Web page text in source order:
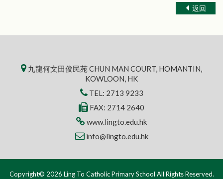
返回
九龍何文田俊民苑 CHUN MAN COURT, HOMANTIN,
KOWLOON, HK
TEL: 2713 9233
FAX: 2714 2640
www.lingto.edu.hk
info@lingto.edu.hk
Copyright© 2026 Ling To Catholic Primary School All Rights Reserved.